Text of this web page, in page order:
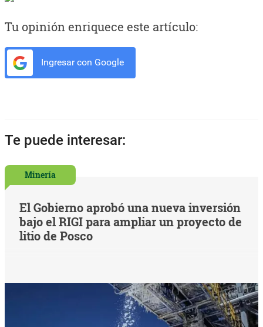
Tu opinión enriquece este artículo:
Ingresar con Google
Te puede interesar:
Minería
El Gobierno aprobó una nueva inversión
bajo el RIGI para ampliar un proyecto de
litio de Posco